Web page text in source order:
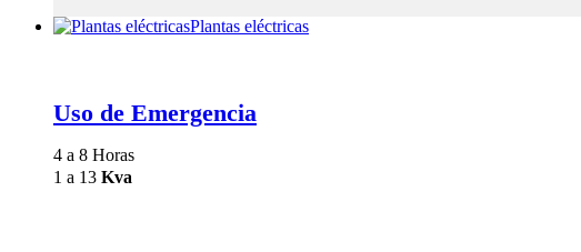
Plantas eléctricas
Uso de Emergencia
4 a 8 Horas
1 a 13 Kva